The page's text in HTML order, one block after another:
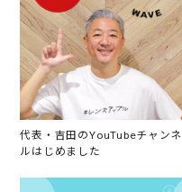
代表・吉田のYouTubeチャンネ
ルはじめました